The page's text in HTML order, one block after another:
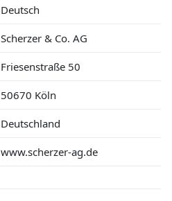
Deutsch
Scherzer & Co. AG
Friesenstraße 50
50670 Köln
Deutschland
www.scherzer-ag.de